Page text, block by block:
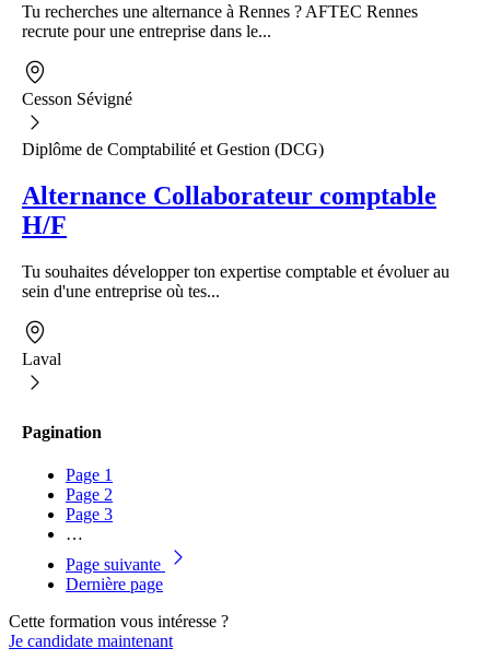
Tu recherches une alternance à Rennes ? AFTEC Rennes
recrute pour une entreprise dans le...
Cesson Sévigné
Diplôme de Comptabilité et Gestion (DCG)
Alternance Collaborateur comptable
H/F
Tu souhaites développer ton expertise comptable et évoluer au
sein d'une entreprise où tes...
Laval
Pagination
Page 1
Page 2
Page 3
…
Page suivante
Dernière page
Cette formation vous intéresse ?
Je candidate maintenant